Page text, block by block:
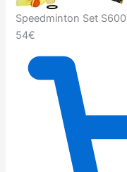
Speedminton Set S600
54€